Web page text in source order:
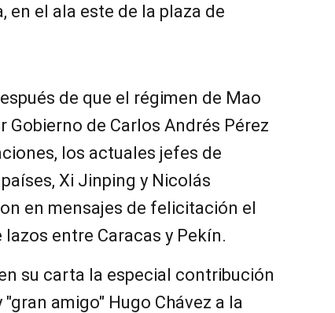
en el ala este de la plaza de
de que el régimen de Mao
Gobierno de Carlos Andrés Pérez
los actuales jefes de
Xi Jinping y Nicolás
en mensajes de felicitación el
entre Caracas y Pekín.
su carta la especial contribución
amigo" Hugo Chávez a la